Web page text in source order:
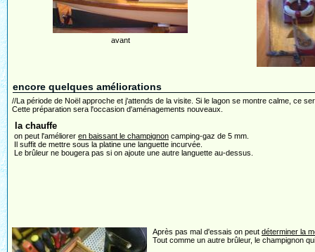
avant
encore quelques améliorations
//La période de Noël approche et j'attends de la visite. Si le lagon se montre calme, ce
Cette préparation sera l'occasion d'aménagements nouveaux.
la chauffe
on peut l'améliorer en baissant le champignon camping-gaz de 5 mm.
Il suffit de mettre sous la platine une languette incurvée.
Le brûleur ne bougera pas si on ajoute une autre languette au-dessus.
Après pas mal d'essais on peut déterminer la
Tout comme un autre brûleur, le champignon